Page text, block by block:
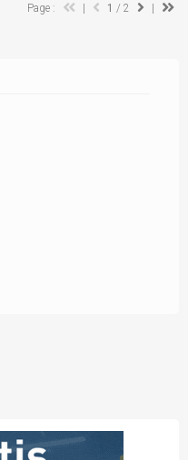
Page : 1 / 2